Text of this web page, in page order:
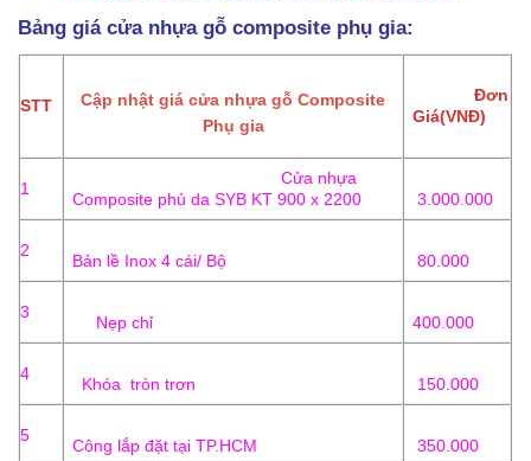
Bảng giá cửa nhựa gỗ composite phụ gia:
STT
Cập nhật giá cửa nhựa gỗ Composite
Phụ gia
Đơn
Giá(VNĐ)
1
Cửa nhựa
Composite phủ da SYB KT 900 x 2200
3.000.000
2
Bản lề Inox 4 cái/ Bộ 80.000
3
Nẹp chỉ 400.000
4
Khóa tròn trơn 150.000
5
Công lắp đặt tại TP.HCM 350.000